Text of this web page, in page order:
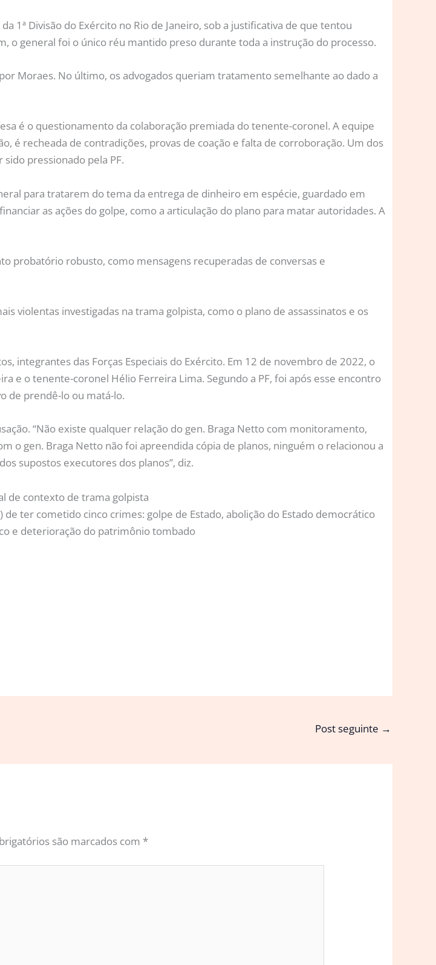
1ª Divisão do Exército no Rio de Janeiro, sob a justificativa de que tentou
o general foi o único réu mantido preso durante toda a instrução do processo.
Moraes. No último, os advogados queriam tratamento semelhante ao dado a
é o questionamento da colaboração premiada do tenente-coronel. A equipe
é recheada de contradições, provas de coação e falta de corroboração. Um dos
pressionado pela PF.
para tratarem do tema da entrega de dinheiro em espécie, guardado em
as ações do golpe, como a articulação do plano para matar autoridades. A
probatório robusto, como mensagens recuperadas de conversas e
violentas investigadas na trama golpista, como o plano de assassinatos e os
integrantes das Forças Especiais do Exército. Em 12 de novembro de 2022, o
e o tenente-coronel Hélio Ferreira Lima. Segundo a PF, foi após esse encontro
de prendê-lo ou matá-lo.
“Não existe qualquer relação do gen. Braga Netto com monitoramento,
o gen. Braga Netto não foi apreendida cópia de planos, ninguém o relacionou a
supostos executores dos planos”, diz.
ter cometido cinco crimes: golpe de Estado, abolição do Estado democrático
e deterioração do patrimônio tombado
Post seguinte →
são marcados com*